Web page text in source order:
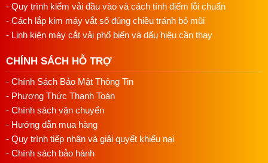
- Quy trình kiểm vải đầu vào và cách tính điểm lỗi chuẩn
- Cách lắp kim máy vắt sổ đúng chiều tránh bỏ mũi
- Linh kiện máy cắt vải phổ biến và dấu hiệu cần thay
CHÍNH SÁCH HỖ TRỢ
- Chính Sách Bảo Mật Thông Tin
- Phương Thức Thanh Toán
- Chính sách vận chuyển
- Hướng dẫn mua hàng
- Quy trình tiếp nhận và giải quyết khiếu nại
- Chính sách bảo hành